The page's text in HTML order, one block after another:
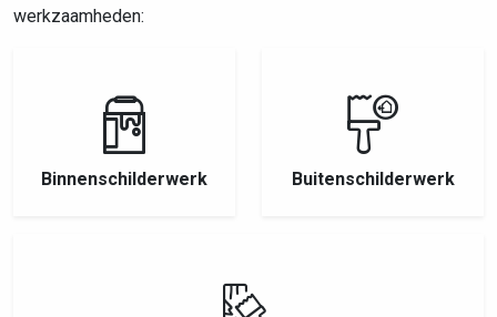
werkzaamheden:
Binnenschilderwerk Buitenschilderwerk